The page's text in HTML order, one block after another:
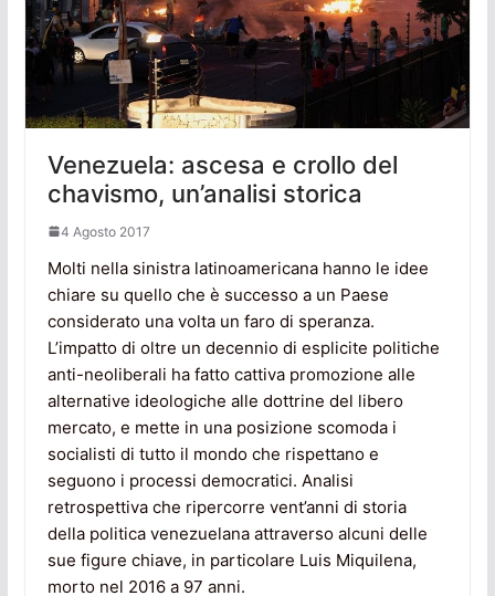
Venezuela: ascesa e crollo del
chavismo, un’analisi storica
4 Agosto 2017
Molti nella sinistra latinoamericana hanno le idee
chiare su quello che è successo a un Paese
considerato una volta un faro di speranza.
L’impatto di oltre un decennio di esplicite politiche
anti-neoliberali ha fatto cattiva promozione alle
alternative ideologiche alle dottrine del libero
mercato, e mette in una posizione scomoda i
socialisti di tutto il mondo che rispettano e
seguono i processi democratici. Analisi
retrospettiva che ripercorre vent’anni di storia
della politica venezuelana attraverso alcuni delle
sue figure chiave, in particolare Luis Miquilena,
morto nel 2016 a 97 anni.